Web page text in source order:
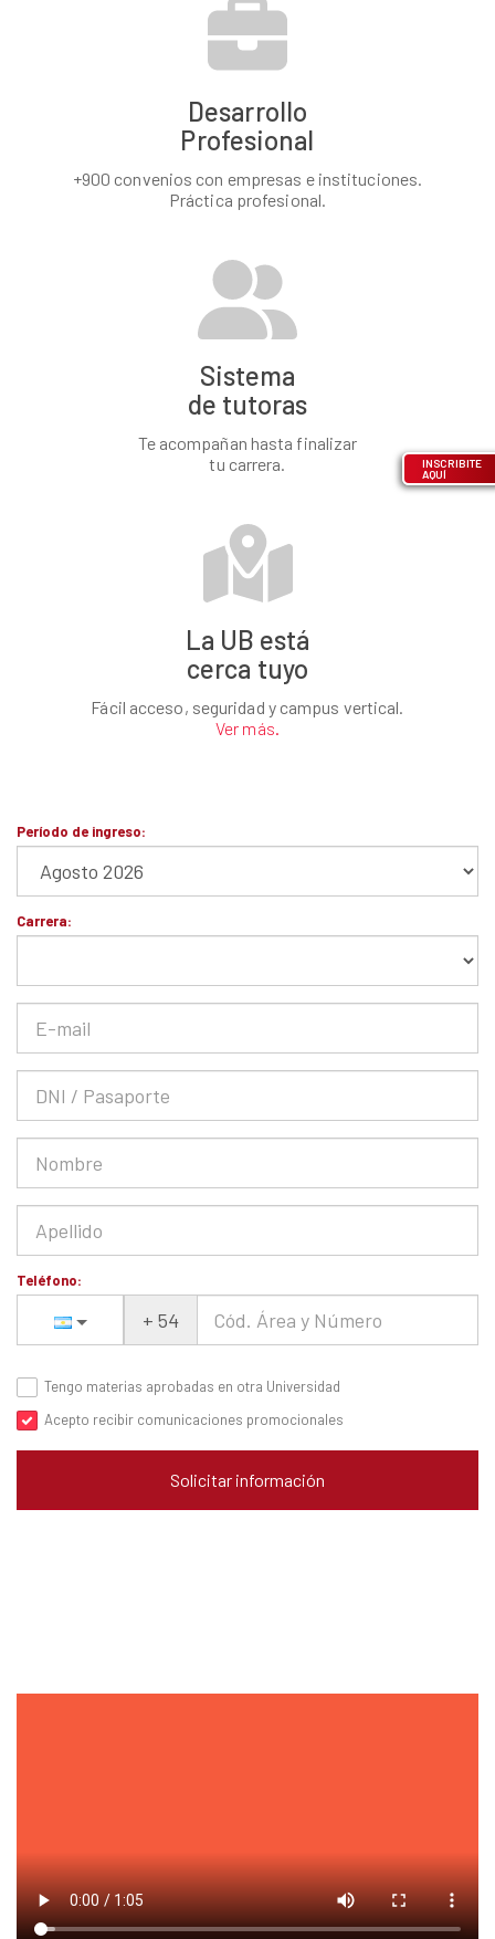
Desarrollo
Profesional
+900 convenios con empresas e instituciones.
Práctica profesional.
Sistema
de tutoras
Te acompañan hasta finalizar
tu carrera.
La UB está
cerca tuyo
Fácil acceso, seguridad y campus vertical.
Ver más.
INSCRIBITE
AQUÍ